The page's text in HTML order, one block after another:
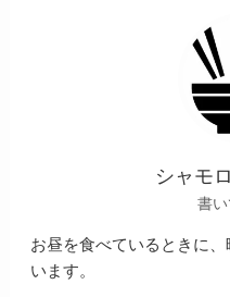
シャモ
書い
お昼を食べているときに
います。